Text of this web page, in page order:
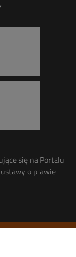
się na Portalu
o prawie